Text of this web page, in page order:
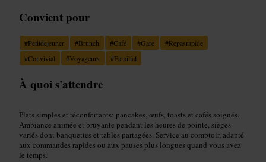
Convient pour
#Petitdejeuner #Brunch #Café #Gare #Repasrapide
#Convivial #Voyageurs #Familial
À quoi s'attendre
Plats simples et réconfortants: pancakes, œufs, toasts et cafés soignés.
Ambiance animée et bruyante pendant les heures de pointe, sièges
variés dont banquettes et tables partagées. Service au comptoir, adapté
aux commandes rapides ou aux pauses plus longues quand vous avez
le temps.